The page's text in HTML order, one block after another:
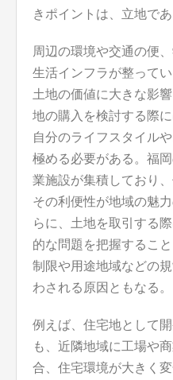
きポイントは、立地であ
周辺の環境や交通の便
生活インフラが整って
土地の価値に大きな影
地の購入を検討する際
自分のライフスタイル
極める必要がある。福
業施設が集積しており
その利便性が地域の魅
らに、土地を取引する
的な問題を把握するこ
制限や用途地域などの
わされる原因ともなる。
例えば、住宅地として
も、近隣地域に工場や
合、住宅環境が大きく